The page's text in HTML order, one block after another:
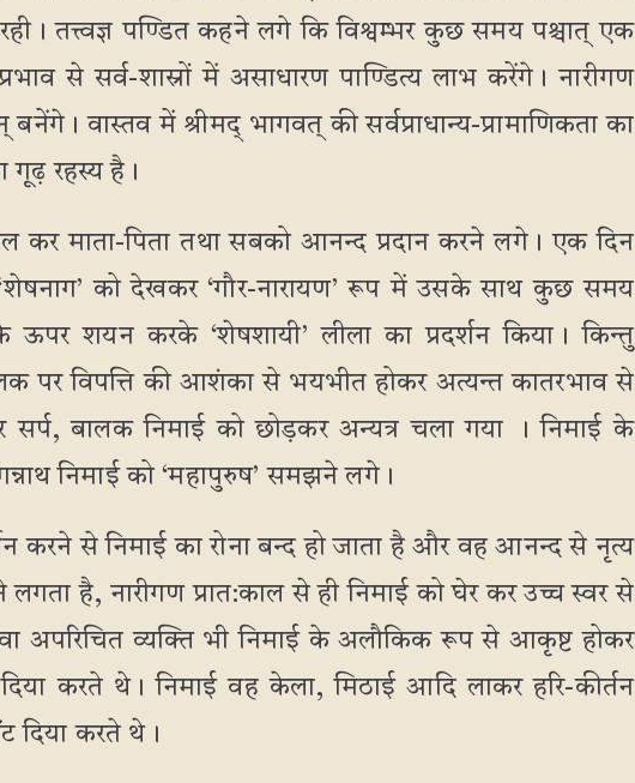
तत्त्वज्ञ पण्डित कहने लगे कि विश्वम्भर कुछ समय पश्चात् एक
से सर्व-शास्रों में असाधारण पाण्डित्य लाभ करेंगे। नारीगण
वास्तव में श्रीमद् भागवत् की सर्वप्राधान्य-प्रामाणिकता का
गूढ़ रहस्य है।
माता-पिता तथा सबको आनन्द प्रदान करने लगे। एक दिन
को देखकर ‘गौर-नारायण’ रूप में उसके साथ कुछ समय
शयन करके ‘शेषशायी’ लीला का प्रदर्शन किया। किन्तु
पर विपत्ति की आशंका से भयभीत होकर अत्यन्त कातरभाव से
बालक निमाई को छोड़कर अन्यत्र चला गया । निमाई के
निमाई को ‘महापुरुष’ समझने लगे।
करने से निमाई का रोना बन्द हो जाता है और वह आनन्द से नृत्य
है, नारीगण प्रात:काल से ही निमाई को घेर कर उच्च स्वर से
अपरिचित व्यक्ति भी निमाई के अलौकिक रूप से आकृष्ट होकर
करते थे। निमाई वह केला, मिठाई आदि लाकर हरि-कीर्तन
दिया करते थे।